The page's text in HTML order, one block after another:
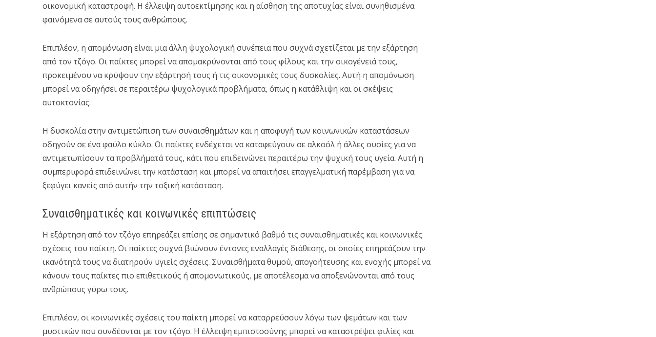
οικονομική καταστροφή. Η έλλειψη αυτοεκτίμησης και η αίσθηση της αποτυχίας είναι συνηθισμένα
φαινόμενα σε αυτούς τους ανθρώπους.
Επιπλέον, η απομόνωση είναι μια άλλη ψυχολογική συνέπεια που συχνά σχετίζεται με την εξάρτηση
από τον τζόγο. Οι παίκτες μπορεί να απομακρύνονται από τους φίλους και την οικογένειά τους,
προκειμένου να κρύψουν την εξάρτησή τους ή τις οικονομικές τους δυσκολίες. Αυτή η απομόνωση
μπορεί να οδηγήσει σε περαιτέρω ψυχολογικά προβλήματα, όπως η κατάθλιψη και οι σκέψεις
αυτοκτονίας.
Η δυσκολία στην αντιμετώπιση των συναισθημάτων και η αποφυγή των κοινωνικών καταστάσεων
οδηγούν σε ένα φαύλο κύκλο. Οι παίκτες ενδέχεται να καταφεύγουν σε αλκοόλ ή άλλες ουσίες για να
αντιμετωπίσουν τα προβλήματά τους, κάτι που επιδεινώνει περαιτέρω την ψυχική τους υγεία. Αυτή η
συμπεριφορά επιδεινώνει την κατάσταση και μπορεί να απαιτήσει επαγγελματική παρέμβαση για να
ξεφύγει κανείς από αυτήν την τοξική κατάσταση.
Συναισθηματικές και κοινωνικές επιπτώσεις
Η εξάρτηση από τον τζόγο επηρεάζει επίσης σε σημαντικό βαθμό τις συναισθηματικές και κοινωνικές
σχέσεις του παίκτη. Οι παίκτες συχνά βιώνουν έντονες εναλλαγές διάθεσης, οι οποίες επηρεάζουν την
ικανότητά τους να διατηρούν υγιείς σχέσεις. Συναισθήματα θυμού, απογοήτευσης και ενοχής μπορεί να
κάνουν τους παίκτες πιο επιθετικούς ή απομονωτικούς, με αποτέλεσμα να αποξενώνονται από τους
ανθρώπους γύρω τους.
Επιπλέον, οι κοινωνικές σχέσεις του παίκτη μπορεί να καταρρεύσουν λόγω των ψεμάτων και των
μυστικών που συνδέονται με τον τζόγο. Η έλλειψη εμπιστοσύνης μπορεί να καταστρέψει φιλίες και